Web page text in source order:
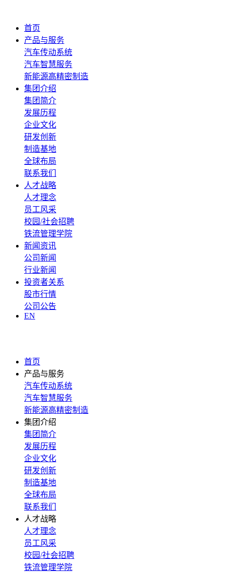
首页
产品与服务
汽车传动系统
汽车智慧服务
新能源高精密制造
集团介绍
集团简介
发展历程
企业文化
研发创新
制造基地
全球布局
联系我们
人才战略
人才理念
员工风采
校园/社会招聘
铁流管理学院
新闻资讯
公司新闻
行业新闻
投资者关系
股市行情
公司公告
EN
首页
产品与服务
汽车传动系统
汽车智慧服务
新能源高精密制造
集团介绍
集团简介
发展历程
企业文化
研发创新
制造基地
全球布局
联系我们
人才战略
人才理念
员工风采
校园/社会招聘
铁流管理学院